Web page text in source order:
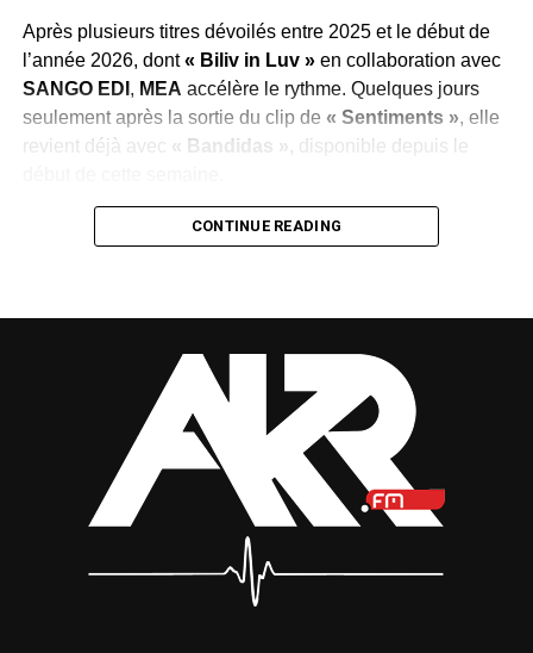
Après plusieurs titres dévoilés entre 2025 et le début de
l’année 2026, dont« Biliv in Luv »en collaboration avec
SANGO EDI, MEA accélère le rythme. Quelques jours
seulement après la sortie du clip de « Sentiments », elle
revient déjà avec « Bandidas »,
disponible depuis le
Cette succession de publications illustre la volonté du
dans le potentiel de
MEA
« Bandidas », la chanteuse reste fidèle à son
identité musicale. Sa voix douce se mêle à une
production afro-pop aux sonorités modernes, livrant un
titre mélodieux qui confirme sa direction artistique. Sans
MEA
l’authenticité pour séduire les mélomanes.
CONTINUE READING